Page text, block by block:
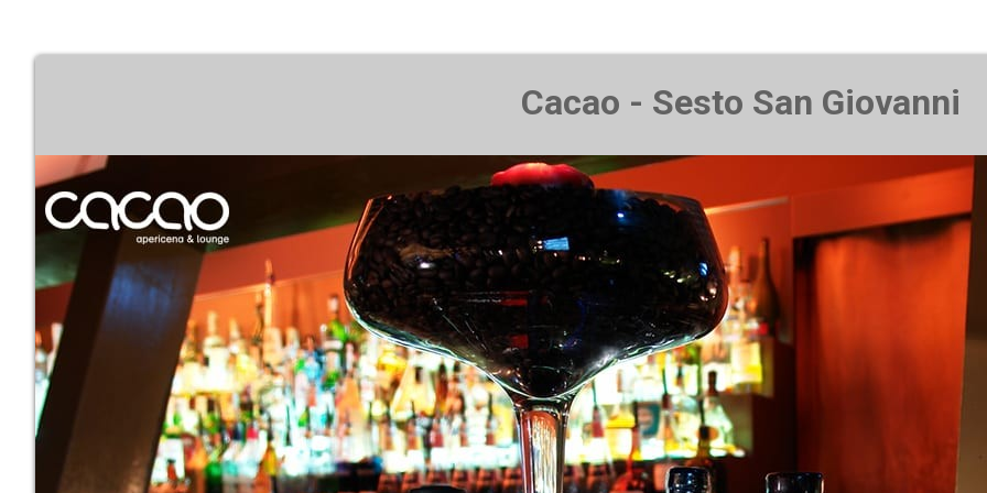
Cacao - Sesto San Giovanni